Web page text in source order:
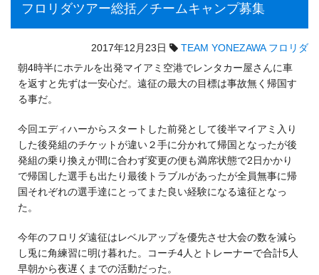
フロリダツアー総括／チームキャンプ募集
2017年12月23日 TEAM YONEZAWA フロリダ
朝4時半にホテルを出発マイアミ空港でレンタカー屋さんに車
を返すと先ずは一安心だ。遠征の最大の目標は事故無く帰国す
る事だ。
今回エディハーからスタートした前発として後半マイアミ入り
した後発組のチケットが違い２手に分かれて帰国となったが後
発組の乗り換えが間に合わず変更の便も満席状態で2日かかり
で帰国した選手も出たり最後トラブルがあったが全員無事に帰
国それぞれの選手達にとってまた良い経験になる遠征となっ
た。
今年のフロリダ遠征はレベルアップを優先させ大会の数を減ら
し兎に角練習に明け暮れた。コーチ4人とトレーナーで合計5人
早朝から夜遅くまでの活動だった。